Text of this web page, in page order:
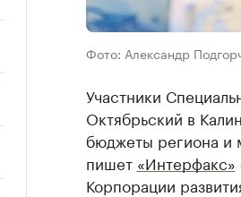
Фото: Александр
Участники
Октябрьский в
бюджеты региона и
пишет «Интерфакс»
Корпорации